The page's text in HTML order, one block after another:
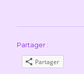
Partager :
Partager